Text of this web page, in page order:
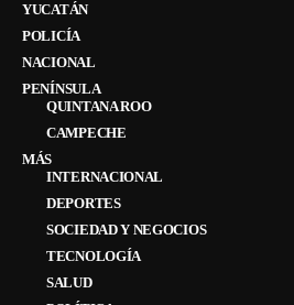
YUCATÁN
POLICÍA
NACIONAL
PENÍNSULA
QUINTANA ROO
CAMPECHE
MÁS
INTERNACIONAL
DEPORTES
SOCIEDAD Y NEGOCIOS
TECNOLOGÍA
SALUD